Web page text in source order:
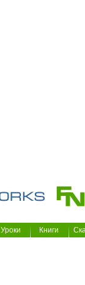
Уроки Книги